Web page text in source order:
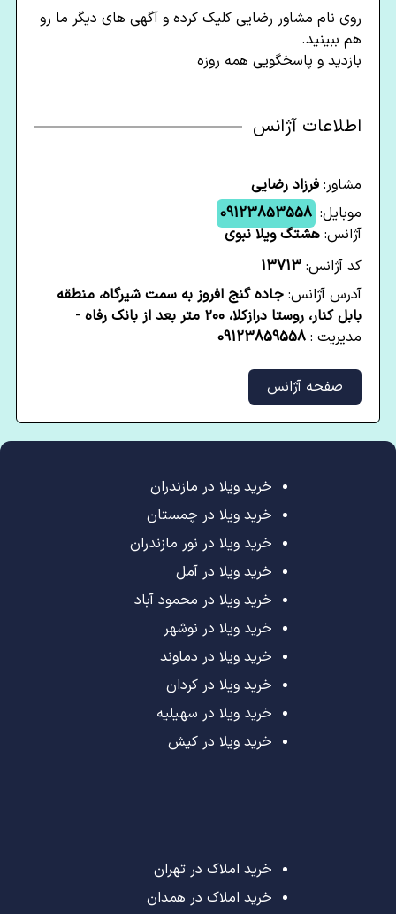
روی نام مشاور رضایی کلیک کرده و آگهی های دیگر ما رو
هم ببینید.
بازدید و پاسخگویی همه روزه
اطلاعات آژانس
مشاور: فرزاد رضایی
موبایل: 09123853558
آژانس: هشتگ ویلا نبوی
کد آژانس: 13713
آدرس آژانس: جاده گنج افروز به سمت شیرگاه، منطقه
بابل کنار، روستا درازکلا، ۲۰۰ متر بعد از بانک رفاه -
مدیریت : 09123859558
صفحه آژانس
خرید ویلا در مازندران
خرید ویلا در چمستان
خرید ویلا در نور مازندران
خرید ویلا در آمل
خرید ویلا در محمود آباد
خرید ویلا در نوشهر
خرید ویلا در دماوند
خرید ویلا در کردان
خرید ویلا در سهیلیه
خرید ویلا در کیش
خرید املاک در تهران
خرید املاک در همدان